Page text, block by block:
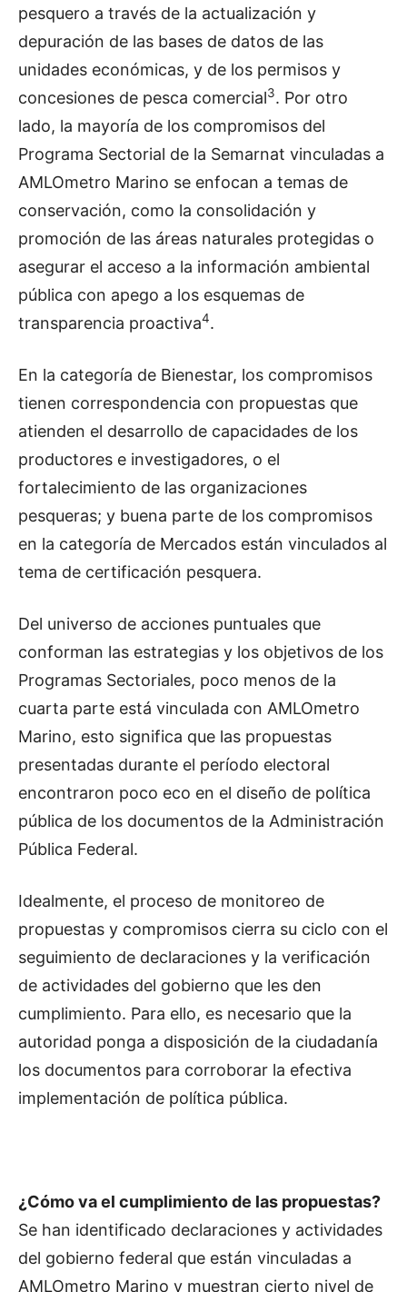
pesquero a través de la actualización y
depuración de las bases de datos de las
unidades económicas, y de los permisos y
concesiones de pesca comercial3. Por otro
lado, la mayoría de los compromisos del
Programa Sectorial de la Semarnat vinculadas a
AMLOmetro Marino se enfocan a temas de
conservación, como la consolidación y
promoción de las áreas naturales protegidas o
asegurar el acceso a la información ambiental
pública con apego a los esquemas de
transparencia proactiva4.
En la categoría de Bienestar, los compromisos
tienen correspondencia con propuestas que
atienden el desarrollo de capacidades de los
productores e investigadores, o el
fortalecimiento de las organizaciones
pesqueras; y buena parte de los compromisos
en la categoría de Mercados están vinculados al
tema de certificación pesquera.
Del universo de acciones puntuales que
conforman las estrategias y los objetivos de los
Programas Sectoriales, poco menos de la
cuarta parte está vinculada con AMLOmetro
Marino, esto significa que las propuestas
presentadas durante el período electoral
encontraron poco eco en el diseño de política
pública de los documentos de la Administración
Pública Federal.
Idealmente, el proceso de monitoreo de
propuestas y compromisos cierra su ciclo con el
seguimiento de declaraciones y la verificación
de actividades del gobierno que les den
cumplimiento. Para ello, es necesario que la
autoridad ponga a disposición de la ciudadanía
los documentos para corroborar la efectiva
implementación de política pública.
¿Cómo va el cumplimiento de las propuestas?
Se han identificado declaraciones y actividades
del gobierno federal que están vinculadas a
AMLOmetro Marino y muestran cierto nivel de